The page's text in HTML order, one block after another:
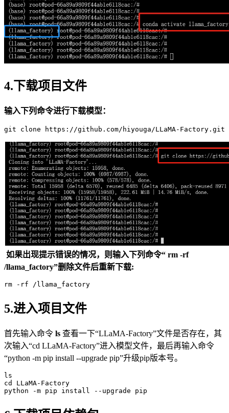
4.下载项目文件
输入下列命令进行下载模型：
git clone https://github.com/hiyouga/LLaMA-Factory.git
如果出现提示错误的情况，则输入下列命令“ rm -rf
/llama_factory”删除文件后重新下载:
rm
5.进入项目文件
首先输入命令 ls 查看一下“LLaMA-Factory”文件是否存在，其
次输入“cd LLaMA-Factory”进入模型文件，最后再输入命令
“python -m pip install --upgrade pip”升级pip版本号。
ls
cd
LLaMA-Factory
python -m